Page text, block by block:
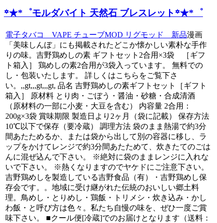
꙳★*゜モルダバイト 天然石 ブレスレット꙳★*゜
電子タバコ VAPE チューブMOD リグモッド 新品漫画
「美味しんぼ」にも掲載されたどこか懐かしい素朴な手作
りの味。吉野鶏めしの素 ギフトセット2合用×3袋 ［ギフ
ト箱入］ 鶏めしの素2合用が3袋入っています。 無料での
し・包装いたします。 詳しくはこちらをご覧下さ
い。,,gt,,,gt,,,gt, 品名 吉野鶏めしの素ギフトセット［ギフト
箱入］ 原材料 とり肉・ごぼう・醤油・砂糖・合成清酒
（原材料の一部に小麦・大豆を含む） 内容量 2合用：
200g×3袋 賞味期限 製造日より2ヶ月（袋に記載） 保存方法
10℃以下で保存（要冷蔵） 調理方法 袋のまま熱湯で約3分
間あたためるか、または袋から出して別の容器に移し、ラ
ップをかけてレンジで約3分間あたためて、炊きたてのごは
んに混ぜ込んで下さい。 ※絶対に袋のままレンジに入れな
いで下さい。 ※熱くなりますのでヤケドにご注意下さい。
吉野鶏めしを製造している吉野食品（有）・吉野鶏めし保
存会です。。地域に受け継がれた伝統のおいしい郷土料
理。鳥めし・とりめし・鶏飯・トリメシ・炊き込み・かし
わ飯・と呼び方は色々。私たち自慢の味を、ぜひ一度ご賞
味下さい。 ■クール便[冷蔵]でのお届けとなります（送料：